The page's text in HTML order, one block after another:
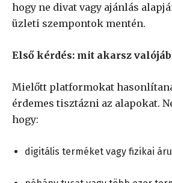
hogy ne divat vagy ajánlás
üzleti szempontok mentén.
Első kérdés: mit akarsz
Mielőtt platformokat
érdemes tisztázni az alapokat.
hogy:
digitális terméket vagy fizikai